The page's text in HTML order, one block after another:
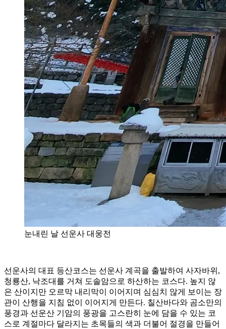
눈내린 날 선운사 대웅전
선운사의 대표 등산코스는 선운사 계곡을 출발하여 사자바위,
청룡산, 낙조대를 거쳐 도솔암으로 하산하는 코스다. 높지 않
은 산이지만 오르막 내리막이 이어지며 심심치 않게 보이는 장
관이 산행을 지침 없이 이어지게 만든다. 칠산바다와 곰소만의
풍경과 선운산 기암의 풍광을 고스란히 눈에 담을 수 있는 코
스로 계절마다 달라지는 초목들의 색과 더불어 절경을 만들어